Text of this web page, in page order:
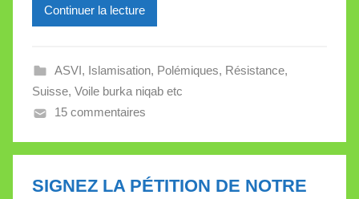
l
e
V
l
e
Continuer la lecture
ASVI, Islamisation, Polémiques, Résistance,
Suisse, Voile burka niqab etc
15 commentaires
SIGNEZ LA PÉTITION DE NOTRE